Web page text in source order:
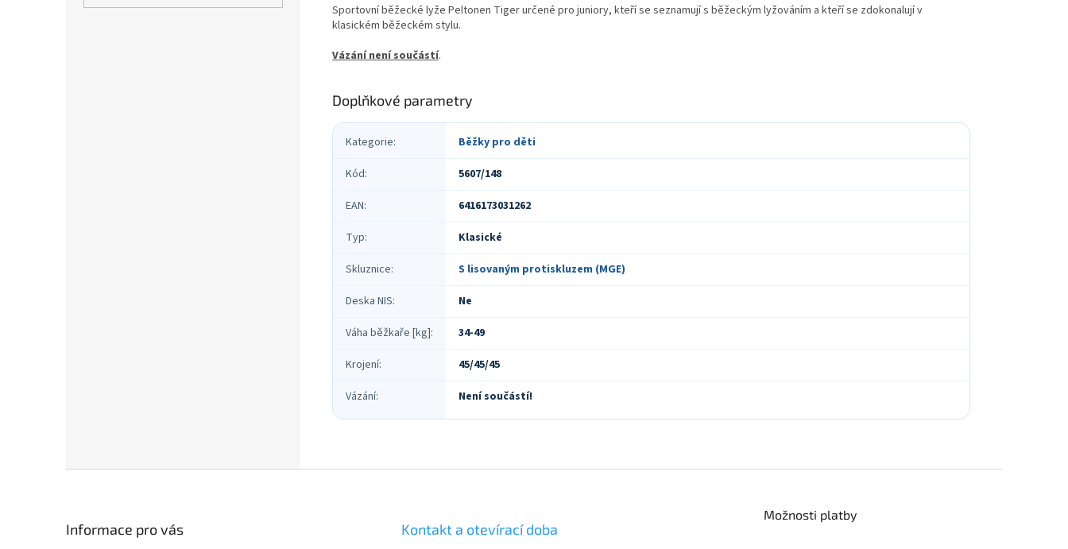
Sportovní běžecké lyže Peltonen Tiger určené pro juniory, kteří se seznamují s běžeckým lyžováním a kteří se zdokonalují v
klasickém běžeckém stylu.
Vázání není součástí.
Doplňkové parametry
Kategorie:
Běžky pro děti
Kód:
5607/148
EAN:
6416173031262
Typ:
Klasické
Skluznice:
S lisovaným protiskluzem (MGE)
Deska NIS:
Ne
Váha běžkaře [kg]:
34-49
Krojení:
45/45/45
Vázání: Není součástí!
Informace pro vás Kontakt a otevírací doba
Možnosti platby